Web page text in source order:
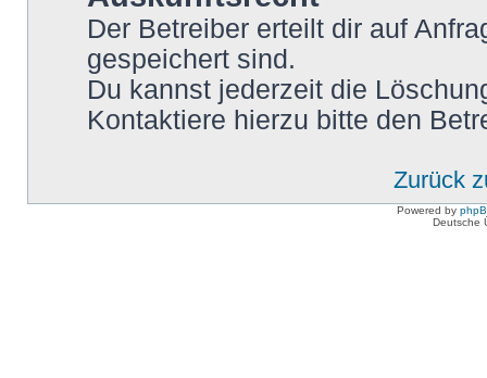
Der Betreiber erteilt dir auf
gespeichert sind.
Du kannst jederzeit die
Kontaktiere hierzu bitte den
Zurück
Powered by
Deutsche